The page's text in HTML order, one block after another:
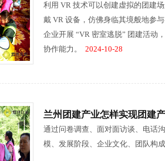
利用 VR 技术可以创建虚拟的团建
戴 VR 设备，仿佛身临其境般地参
企业开展 “VR 密室逃脱” 团建活动
协作能力。
2024-10-28
兰州团建产业怎样实现团建
通过问卷调查、面对面访谈、电话
模、发展阶段、企业文化、团队构